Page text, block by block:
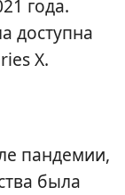
года.
доступна
X.
пандемии,
была